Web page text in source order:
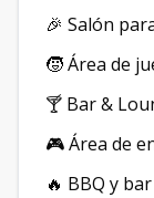
🎉 Salón
🧒 Área de
🍸 Bar &
🎮 Área de
🔥 BBQ y